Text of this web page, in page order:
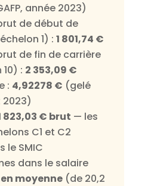
année 2023)
de début de
1) : 1 801,74 €
de fin de carrière
: 2 353,09 €
: 4,92278 € (gelé
823,03 € brut — les
C1 et C2
le SMIC
dans le salaire
en moyenne(de 20,2